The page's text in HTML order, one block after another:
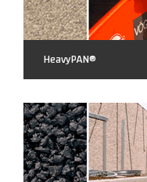
HeavyPAN®